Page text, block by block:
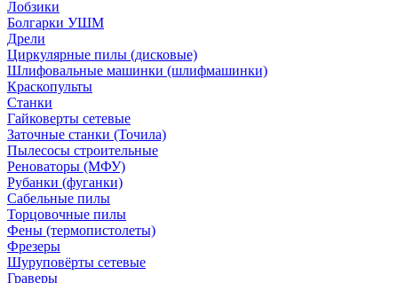
Лобзики
Болгарки УШМ
Дрели
Циркулярные пилы (дисковые)
Шлифовальные машинки (шлифмашинки)
Краскопульты
Станки
Гайковерты сетевые
Заточные станки (Точила)
Пылесосы строительные
Реноваторы (МФУ)
Рубанки (фуганки)
Сабельные пилы
Торцовочные пилы
Фены (термопистолеты)
Фрезеры
Шуруповёрты сетевые
Граверы